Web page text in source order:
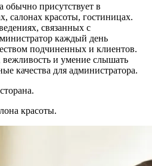
обычно присутствует в
салонах красоты, гостиницах.
связанных с
каждый день
подчиненных и клиентов.
вежливость и умение слышать
качества для администратора.
красоты.